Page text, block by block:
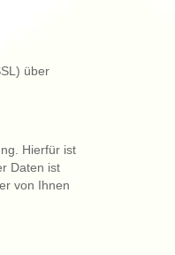
über
Hierfür ist
Daten ist
von Ihnen